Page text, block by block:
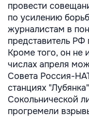
провести
по усилению
журналистам в
представитель
Кроме того, он не
числах апреля
Совета Россия-
станциях
Сокольнической
прогремели